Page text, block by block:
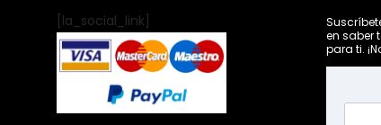
[la_social_link]
en saber
para ti.